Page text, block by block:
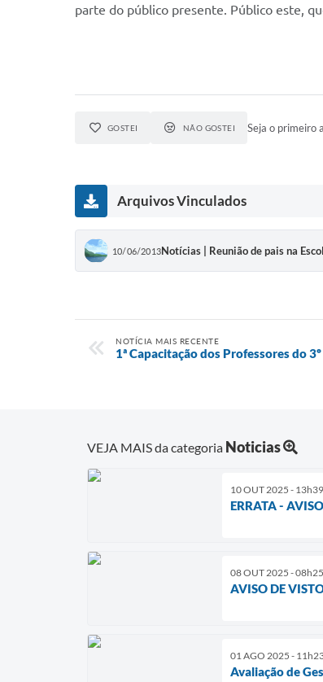
parte do público presente. Público este,
GOSTEI NÃO GOSTEI Seja o primeiro
Arquivos Vinculados
10/06/2013Notícias | Reunião de pais na
NOTÍCIA MAIS RECENTE
1ª Capacitação dos Professores do
VEJA MAIS da categoria Noticias
10 OUT 2025 - 13h39
ERRATA -
08 OUT 2025 - 08h25
AVISO DE
01 AGO 2025 -
Avaliação de